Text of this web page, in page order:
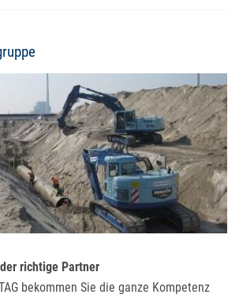
richtige Partner
bekommen Sie die ganze Kompetenz